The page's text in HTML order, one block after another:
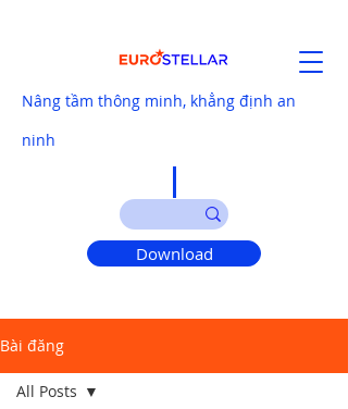
Nâng tầm thông minh, khẳng định an
ninh
Download
Bài đăng
All Posts